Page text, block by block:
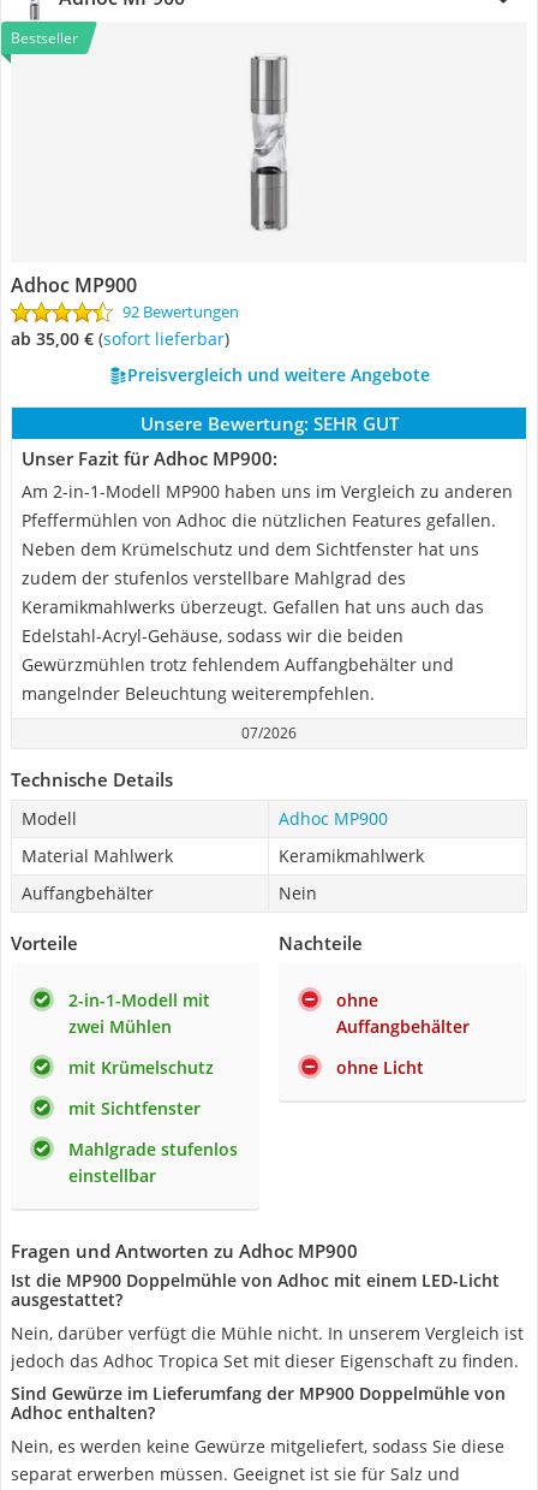
Bestseller
Adhoc MP900
92 Bewertungen
ab 35,00 € ( Sofort lieferbar)
Preisvergleich und weitere Angebote
Unsere Bewertung: SEHR GUT
Unser Fazit für Adhoc MP900:
Am 2-in-1-Modell MP900 haben uns im Vergleich zu anderen
Pfeffermühlen von Adhoc die nützlichen Features gefallen.
Neben dem Krümelschutz und dem Sichtfenster hat uns
zudem der stufenlos verstellbare Mahlgrad des
Keramikmahlwerks überzeugt. Gefallen hat uns auch das
Edelstahl-Acryl-Gehäuse, sodass wir die beiden
Gewürzmühlen trotz fehlendem Auffangbehälter und
mangelnder Beleuchtung weiterempfehlen.
07/2026
Technische Details
Modell
Adhoc MP900
Material Mahlwerk
Keramikmahlwerk
Auffangbehälter
Nein
Vorteile
2-in-1-Modell mit
zwei Mühlen
mit Krümelschutz
mit Sichtfenster
Mahlgrade stufenlos
einstellbar
Nachteile
ohne
Auffangbehälter
ohne Licht
Fragen und Antworten zu Adhoc MP900
Ist die MP900 Doppelmühle von Adhoc mit einem LED-Licht
ausgestattet?
Nein, darüber verfügt die Mühle nicht. In unserem Vergleich ist
jedoch das Adhoc Tropica Set mit dieser Eigenschaft zu finden.
Sind Gewürze im Lieferumfang der MP900 Doppelmühle von
Adhoc enthalten?
Nein, es werden keine Gewürze mitgeliefert, sodass Sie diese
separat erwerben müssen. Geeignet ist sie für Salz und